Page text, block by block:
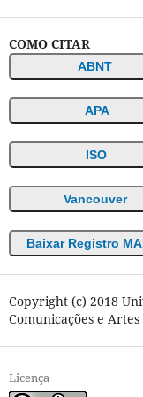
COMO CITAR
ABNT
APA
ISO
Vancouver
Baixar Registro
Copyright (c) 2018
Comunicações e Artes
Licença